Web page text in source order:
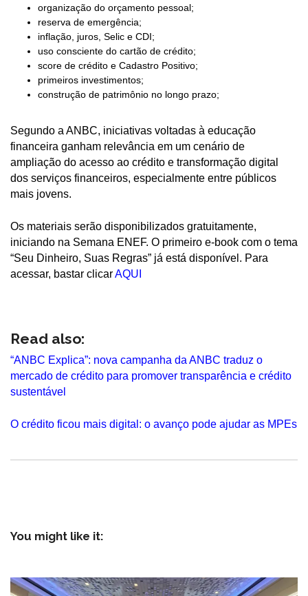
organização do orçamento pessoal;
reserva de emergência;
inflação, juros, Selic e CDI;
uso consciente do cartão de crédito;
score de crédito e Cadastro Positivo;
primeiros investimentos;
construção de patrimônio no longo prazo;
Segundo a ANBC, iniciativas voltadas à educação
financeira ganham relevância em um cenário de
ampliação do acesso ao crédito e transformação digital
dos serviços financeiros, especialmente entre públicos
mais jovens.
Os materiais serão disponibilizados gratuitamente,
iniciando na Semana ENEF. O primeiro e-book com o tema
“Seu Dinheiro, Suas Regras” já está disponível. Para
acessar, bastar clicarAQUI
Read also:
“ANBC Explica”: nova campanha da ANBC traduz o
mercado de crédito para promover transparência e crédito
sustentável
O crédito ficou mais digital: o avanço pode ajudar as MPEs
You might like it: